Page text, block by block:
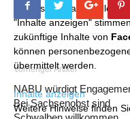
die unser redaktionelles
"Inhalte anzeigen"
zukünftige Inhalte von
können
übermittelt werden.
Inhalte anzeigen
Weitere Hinweise finden
Vorheriger Artikel
NABU würdigt
Bei Sachsenobst sind